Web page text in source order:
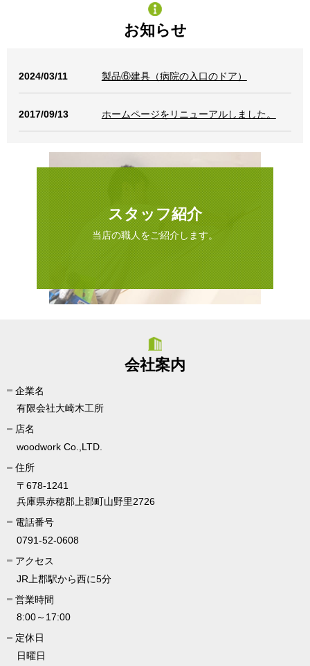
お知らせ
2024/03/11 製品⑥建具（病院の入口のドア）
2017/09/13 ホームページをリニューアルしました。
スタッフ紹介
当店の職人をご紹介します。
会社案内
企業名
有限会社大崎木工所
店名
woodwork Co.,LTD.
住所
〒678-1241
兵庫県赤穂郡上郡町山野里2726
電話番号
0791-52-0608
アクセス
JR上郡駅から西に5分
営業時間
8:00～17:00
定休日
日曜日